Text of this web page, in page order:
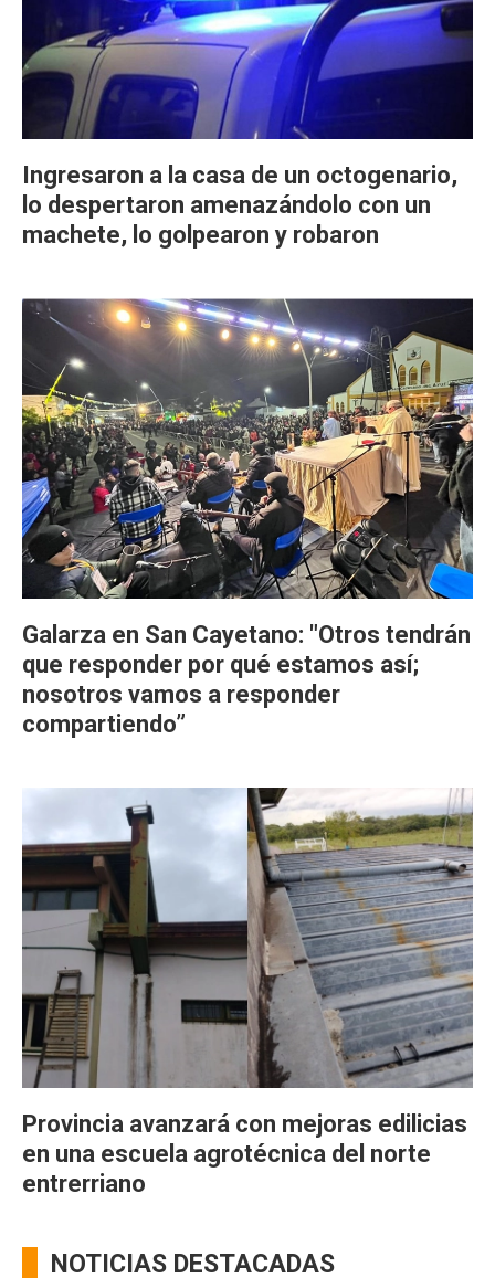
Ingresaron a la casa de un octogenario,
lo despertaron amenazándolo con un
machete, lo golpearon y robaron
Galarza en San Cayetano: "Otros tendrán
que responder por qué estamos así;
nosotros vamos a responder
compartiendo”
Provincia avanzará con mejoras edilicias
en una escuela agrotécnica del norte
entrerriano
NOTICIAS DESTACADAS